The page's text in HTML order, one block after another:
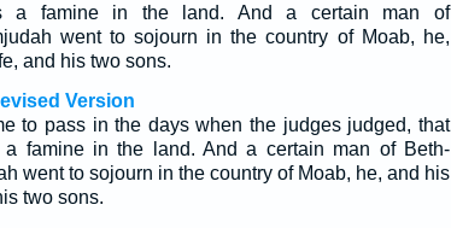
a famine in the land. And a certain man of
went to sojourn in the country of Moab, he,
and his two sons.
Version
to pass in the days when the judges judged, that
a famine in the land. And a certain man of Beth-
went to sojourn in the country of Moab, he, and his
two sons.